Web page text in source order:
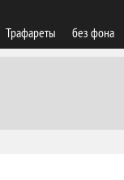
Трафареты без фона